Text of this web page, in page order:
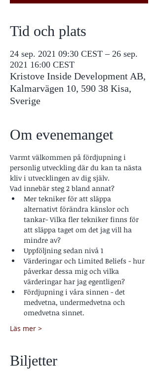
Tid och plats
24 sep. 2021 09:30 CEST – 26 sep.
2021 16:00 CEST
Kristove Inside Development AB,
Kalmarvägen 10, 590 38 Kisa,
Sverige
Om evenemanget
Varmt välkommen på fördjupning i
personlig utveckling där du kan ta nästa
kliv i utvecklingen av dig själv.
Vad innebär steg 2 bland annat?
Mer tekniker för att släppa
alternativt förändra känslor och
tankar- Vilka fler tekniker finns för
att släppa taget om det jag vill ha
mindre av?
Uppföljning sedan nivå 1
Värderingar och Limited Beliefs - hur
påverkar dessa mig och vilka
värderingar har jag egentligen?
Fördjupning i våra sinnen - det
medvetna, undermedvetna och
omedvetna sinnet.
Läs mer >
Biljetter